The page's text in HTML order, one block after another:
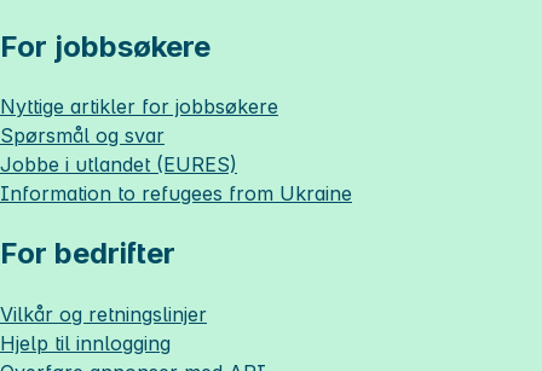
For jobbsøkere
Nyttige artikler for jobbsøkere
Spørsmål og svar
Jobbe i utlandet (EURES)
Information to refugees from Ukraine
For bedrifter
Vilkår og retningslinjer
Hjelp til innlogging